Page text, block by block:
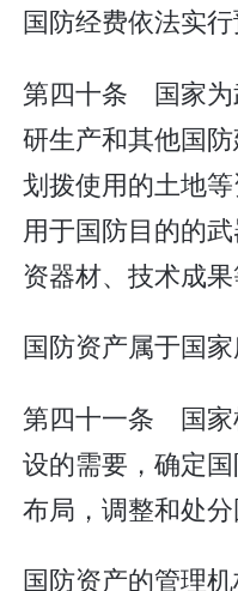
国防经费依法实行
第四十条 国家为
研生产和其他国防
划拨使用的土地
用于国防目的的
资器材、技术成果
国防资产属于国家
第四十一条 国家
设的需要，确定
布局，调整和处分
国防资产的管理